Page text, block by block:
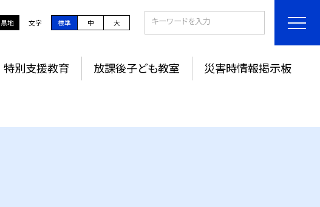
黒地 文字 標準 中 大
特別支援教育 放課後子ども教室 災害時情報掲示板